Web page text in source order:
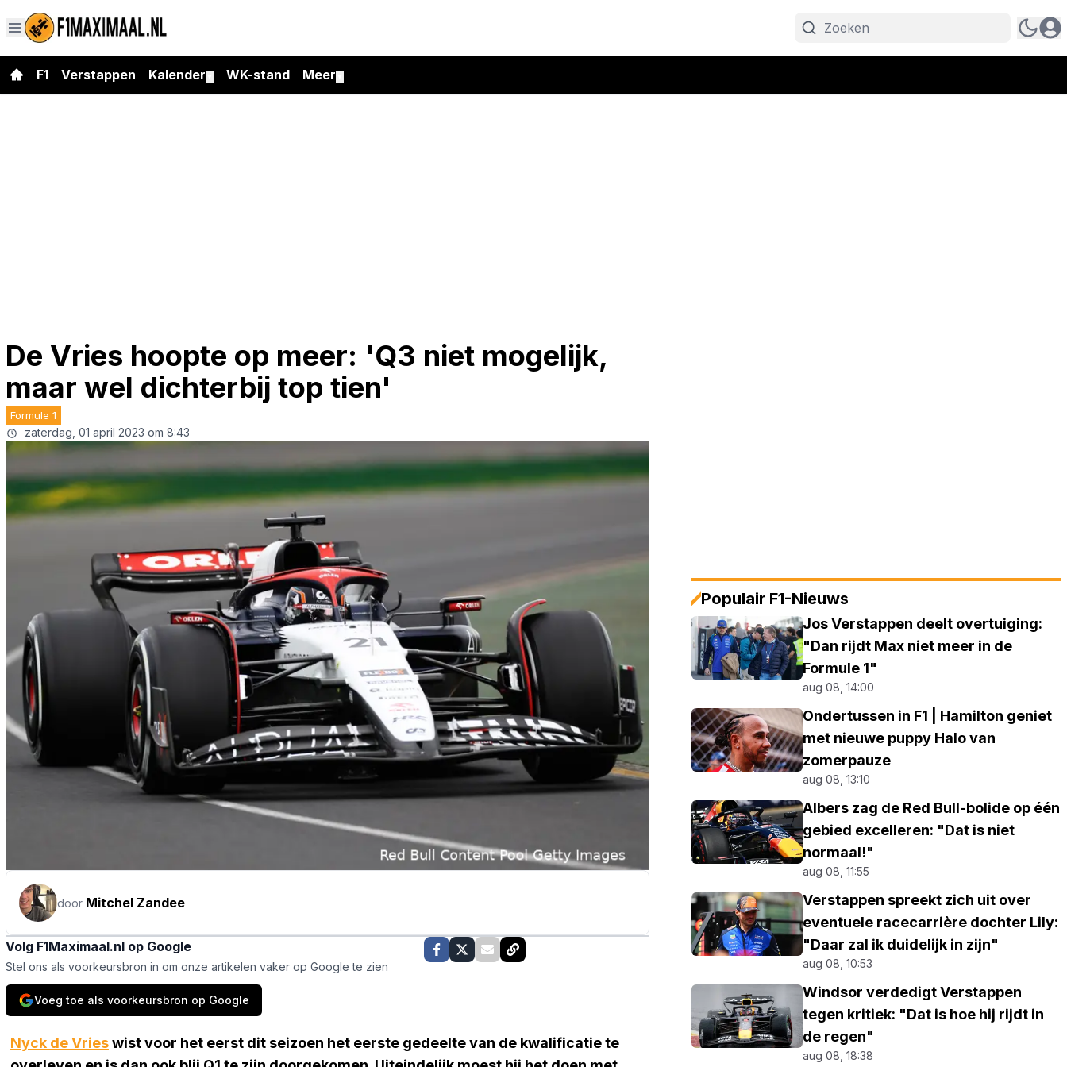
F1 Verstappen Kalender WK-stand Meer
De Vries hoopte op meer: 'Q3 niet mogelijk,
maar wel dichterbij top tien'
Formule 1
zaterdag, 01 april 2023 om 8:43
door Mitchel Zandee
Volg F1Maximaal.nl op Google
Stel ons als voorkeursbron in om onze artikelen vaker op Google te zien
Voeg toe als voorkeursbron op Google
Nyck de Vrieswist voor het eerst dit seizoen het eerste gedeelte van de kwalificatie te
Populair F1-Nieuws
Jos Verstappen deelt overtuiging:
"Dan rijdt Max niet meer in de
Formule 1"
aug 08, 14:00
Ondertussen in F1 | Hamilton geniet
met nieuwe puppy Halo van
zomerpauze
aug 08, 13:10
Albers zag de Red Bull-bolide op één
gebied excelleren: "Dat is niet
normaal!"
aug 08, 11:55
Verstappen spreekt zich uit over
eventuele racecarrière dochter Lily:
"Daar zal ik duidelijk in zijn"
aug 08, 10:53
Windsor verdedigt Verstappen
tegen kritiek: "Dat is hoe hij rijdt in
de regen"
aug 08, 18:38